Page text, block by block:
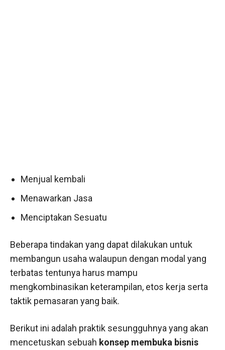
Menjual kembali
Menawarkan Jasa
Menciptakan Sesuatu
Beberapa tindakan yang dapat dilakukan untuk
membangun usaha walaupun dengan modal yang
terbatas tentunya harus mampu
mengkombinasikan keterampilan, etos kerja serta
taktik pemasaran yang baik.
Berikut ini adalah praktik sesungguhnya yang akan
mencetuskan sebuah konsep membuka bisnis